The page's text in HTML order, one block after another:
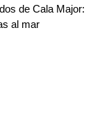
de Cala Major:
al mar